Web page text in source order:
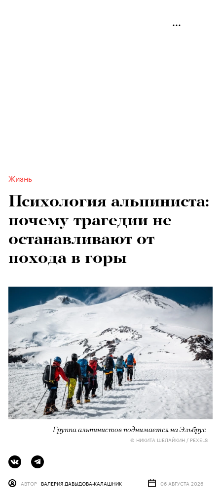
Жизнь
Психология альпиниста:
почему трагедии не
останавливают от
похода в горы
Группа альпинистов поднимается на Эльбрус
© НИКИТА ШЕЛАЙКИН / PEXELS
АВТОР ВАЛЕРИЯ ДАВЫДОВА-КАЛАШНИК 06 АВГУСТА 2026